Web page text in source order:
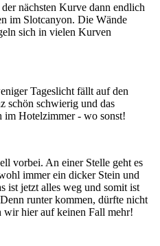
nächsten Kurve dann endlich
im Slotcanyon. Die Wände
sich in vielen Kurven
Tageslicht fällt auf den
schön schwierig und das
im Hotelzimmer - wo sonst!
vorbei. An einer Stelle geht es
immer ein dicker Stein und
ist jetzt alles weg und somit ist
runter kommen, dürfte nicht
wir hier auf keinen Fall mehr!